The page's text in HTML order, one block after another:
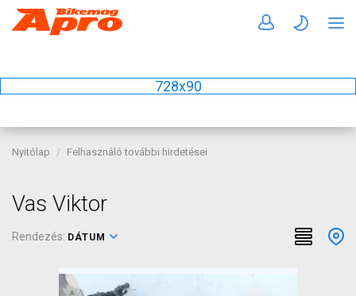
728x90
Nyitólap Felhasználó további hirdetései
Vas Viktor
Rendezés: DÁTUM